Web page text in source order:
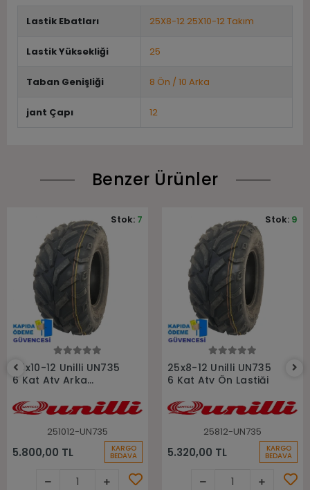
Lastik Ebatları 25X8-12 25X10-12 Takım
Lastik Yüksekliği 25
Taban Genişliği 8 Ön / 10 Arka
jant Çapı 12
Benzer Ürünler
25x10-12 Unilli UN735
6 Kat Atv Arka
251012-UN735
5.800,00 TL KARGO
BEDAVA
Stok: 7
25x8-12 Unilli UN735
6 Kat Atv Ön Lastiği
25812-UN735
5.320,00 TL KARGO
BEDAVA
Stok: 9